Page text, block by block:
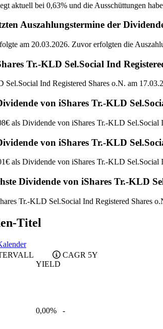
aktuell bei 0,63% und die Ausschüttungen
Auszahlungstermine der
am 20.03.2026. Zuvor erfolgten die
Tr.-KLD Sel.Social Ind
Sel.Social Ind Registered Shares o.N. am
von iShares Tr.-KLD
als Dividende von iShares Tr.-KLD Sel.Social
von iShares Tr.-KLD
als Dividende von iShares Tr.-KLD Sel.Social
Dividende von iShares Tr.-KLD
Tr.-KLD Sel.Social Ind Registered Shares
Titel
YIELD
CAGR 5Y
0,00% -